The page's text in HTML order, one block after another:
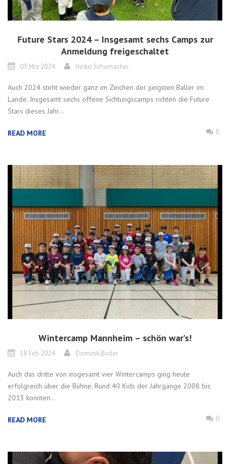
Future Stars 2024 – Insgesamt sechs Camps zur
Anmeldung freigeschaltet
03 Mrz 2024 Heiko Schumacher
Auch 2024 steht wieder ganz im Zeichen der jüngsten Baller im
Lande. Insgesamt sechs offene Sichtungscamps richten die Future
Stars dieses Jahr...
READ MORE 0
Wintercamp Mannheim – schön war’s!
18 Feb 2024 Dominik Buder
Auch das dritte von insgesamt vier Wintercamps ging heute
erfolgreich über die Bühne. Rund 40 Kids der Jahrgänge 2008 bis
2013 konnten...
READ MORE 0